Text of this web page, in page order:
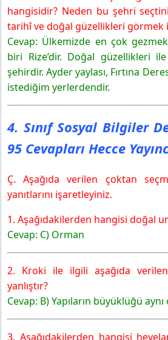
hangisidir? Neden bu şehri
tarihî ve doğal güzellikleri görmek
Cevap: Ülkemizde en çok
biri Rize’dir. Doğal güzellikleri
şehirdir. Ayder yaylası, Fırtına
istediğim yerlerdendir.
4. Sınıf Sosyal Bilgiler
95 Cevapları Hecce
Ç. Aşağıda verilen çoktan
yanıtlarını işaretleyiniz.
1. Aşağıdakilerden hangisi doğal
Cevap: C) Orman
2. Kroki ile ilgili aşağıda
yanlıştır?
Cevap: B) Yapıların büyüklüğü aynı
3. Aşağıdakilerden hangisi